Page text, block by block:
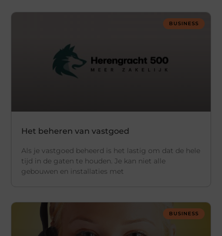
BUSINESS
Het beheren van vastgoed
Als je vastgoed beheerd is het lastig om dat de hele
tijd in de gaten te houden. Je kan niet alle
gebouwen en installaties met
BUSINESS